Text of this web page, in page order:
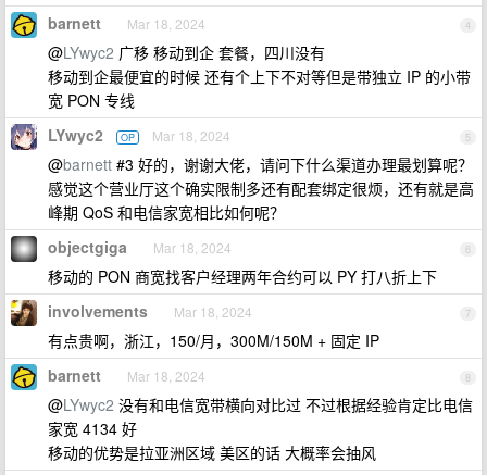
4
barnett Mar 18, 2024
@LYwyc2 广移 移动到企 套餐，四川没有
移动到企最便宜的时候 还有个上下不对等但是带独立 IP 的小带
宽 PON 专线
5
LYwyc2 OP Mar 18, 2024
@barnett #3 好的，谢谢大佬，请问下什么渠道办理最划算呢？
感觉这个营业厅这个确实限制多还有配套绑定很烦，还有就是高
峰期 QoS 和电信家宽相比如何呢？
6
objectgiga Mar 18, 2024
移动的 PON 商宽找客户经理两年合约可以 PY 打八折上下
7
involvements Mar 18, 2024
有点贵啊，浙江，150/月，300M/150M + 固定 IP
8
barnett Mar 18, 2024
@LYwyc2 没有和电信宽带横向对比过 不过根据经验肯定比电信
家宽 4134 好
移动的优势是拉亚洲区域 美区的话 大概率会抽风